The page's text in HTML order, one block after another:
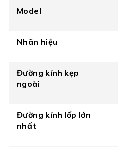
Model
Nhãn hiệu
Đường kính kẹp
ngoài
Đường kính lốp lớn
nhất